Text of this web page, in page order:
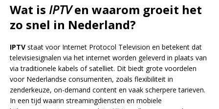
Wat is IPTVen waarom groeit het
zo snel in Nederland?
IPTV staat voor Internet Protocol Television en betekent dat
televisiesignalen via het internet worden geleverd in plaats van
via traditionele kabels of satelliet. Dit biedt grote voordelen
voor Nederlandse consumenten, zoals flexibiliteit in
zenderkeuze, on-demand content en vaak scherpere tarieven.
In een tijd waarin streamingdiensten en mobiele